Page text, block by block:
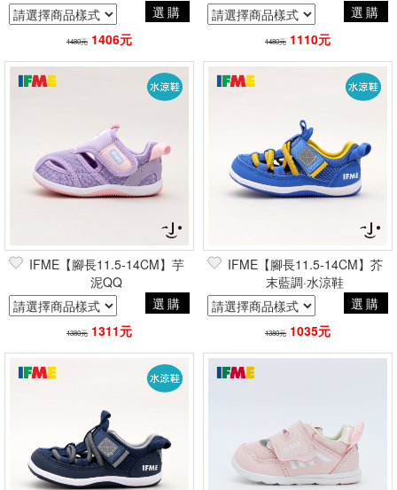
選購
1480元 1406元
選購
1480元 1110元
IFME【腳長11.5-14CM】芋
泥QQ
選購
1380元 1311元
IFME【腳長11.5-14CM】芥
末藍調·水涼鞋
選購
1380元 1035元